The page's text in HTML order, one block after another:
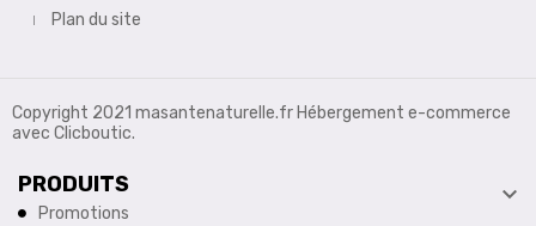
Plan du site
Copyright 2021 masantenaturelle.fr Hébergement e-commerce
avec Clicboutic.
PRODUITS 
Promotions